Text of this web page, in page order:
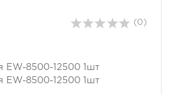
(0)
EW-8500-12500 1шт
EW-8500-12500 1шт